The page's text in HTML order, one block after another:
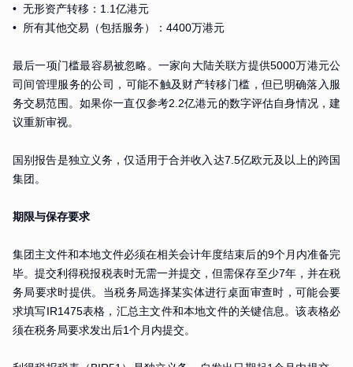
• 无形资产转移：1.1亿港元
• 所有其他交易（包括服务）：4400万港元
最后一项门槛最容易被忽略。一家向大陆关联方提供5000万港元公
司间管理服务的公司，可能不触及财产转移门槛，但已明确落入服
务交易范围。如果你一直仅参考2.2亿港元的数字评估自身情况，建
议重新审视。
国别报告是独立义务，仅适用于合并收入达7.5亿欧元及以上的跨国
集团。
期限与保存要求
集团主文件和本地文件必须在相关会计年度结束后的9个月内准备完
毕。提交利得税报税表时无需一并提交，但需保存至少7年，并在税
务局要求时提供。当税务局选择某实体进行桌面审查时，可能会要
求填写IR1475表格，汇总主文件和本地文件的关键信息。该表格必
须在税务局要求发出后1个月内提交。